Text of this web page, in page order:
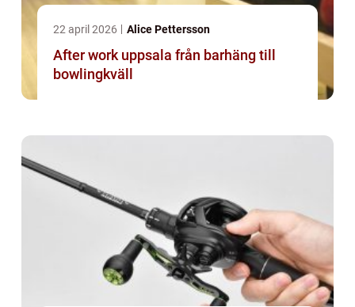
22 april 2026 Alice Pettersson
After work uppsala från barhäng till
bowlingkväll